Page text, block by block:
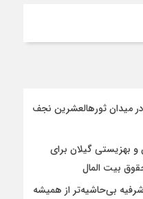
میدان ثورهالعشرین نجف
بهزیستی گیلان برای
بیت المال
بی‌حاشیه‌تر از همیشه